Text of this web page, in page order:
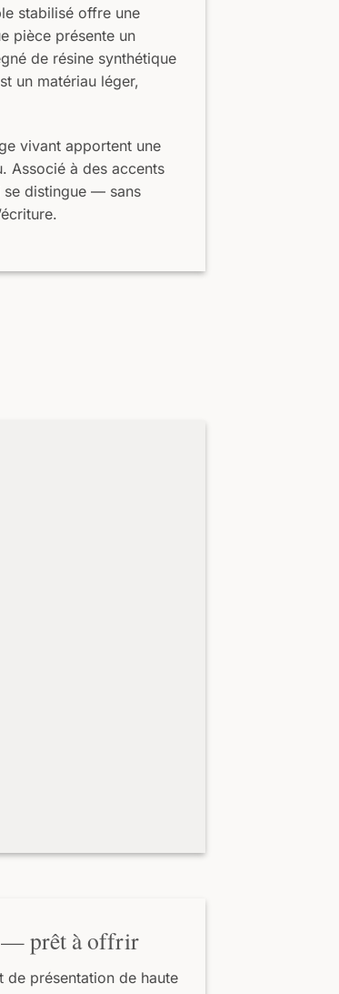
stabilisé offre une
pièce présente un
de résine synthétique
un matériau léger,
vivant apportent une
Associé à des accents
se distingue — sans
— prêt à offrir
de présentation de haute